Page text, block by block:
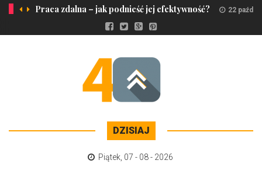
Praca zdalna – jak podnieść jej efektywność? 22
DZISIAJ
Piątek 07 - 08 - 2026